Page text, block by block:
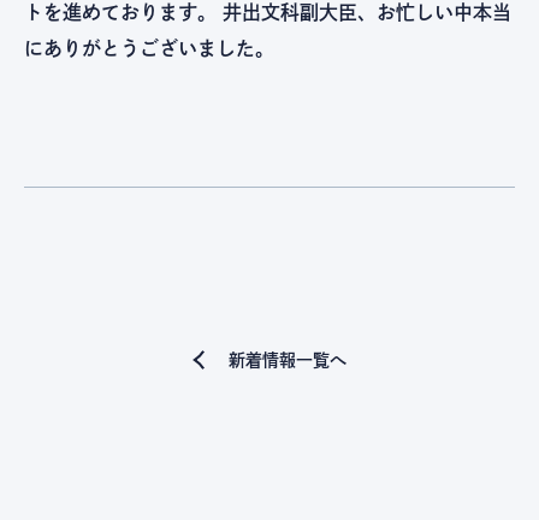
トを進めております。 井出文科副大臣、お忙しい中本当
にありがとうございました。
新着情報一覧へ